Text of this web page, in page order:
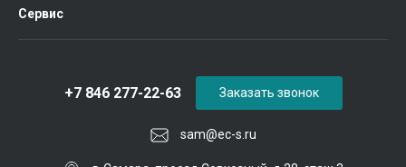
Сервис
sam@ec-s.ru
+7 846 277-22-63 Заказать звонок